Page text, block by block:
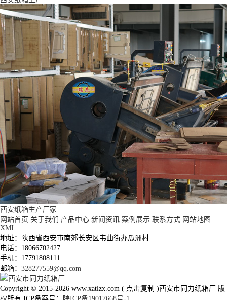
西安纸箱生产厂家
网站首页 关于我们 产品中心 新闻资讯 案例展示 联系方式 网站地图
XML
地址：陕西省西安市南郊长安区韦曲街办瓜洲村
电话：18066702427
手机：17791808111
邮箱： 328277559@qq.com
Copyright © 2015-2026 www.xatlzx.com ( 点击复制 )西安市同力纸箱厂 版